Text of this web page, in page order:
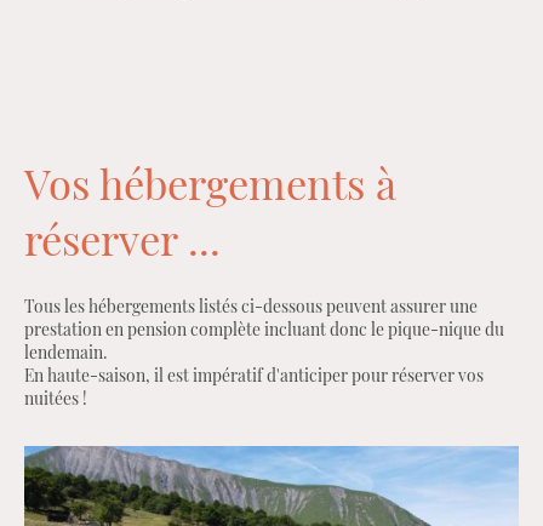
Vos hébergements à
réserver ...
Tous les hébergements listés ci-dessous peuvent assurer une
prestation en pension complète incluant donc le pique-nique du
lendemain.
En haute-saison, il est impératif d'anticiper pour réserver vos
nuitées !